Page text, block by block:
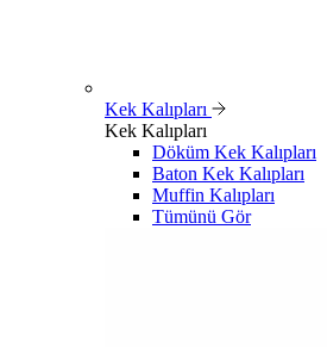
Kek Kalıpları
Kek Kalıpları
Döküm Kek Kalıpları
Baton Kek Kalıpları
Muffin Kalıpları
Tümünü Gör